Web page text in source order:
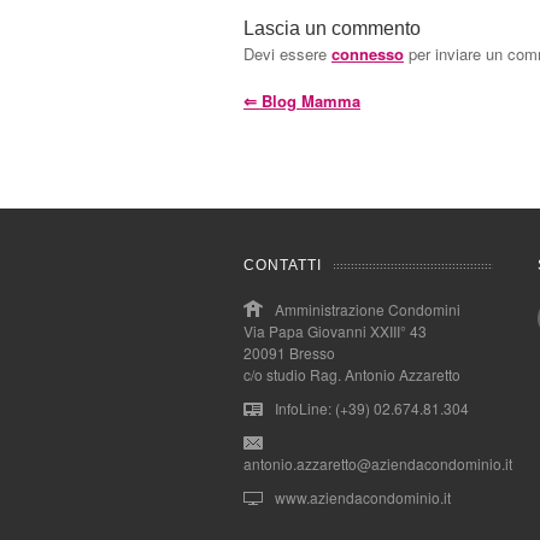
Lascia un commento
Devi essere connesso per inviare un
⇐ Blog Mamma
CONTATTI
Amministrazione Condomini
Via Papa Giovanni XXIII° 43
20091 Bresso
c/o studio Rag. Antonio Azzaretto
InfoLine: (+39) 02.674.81.304
antonio.azzaretto@aziendacondominio.it
www.aziendacondominio.it